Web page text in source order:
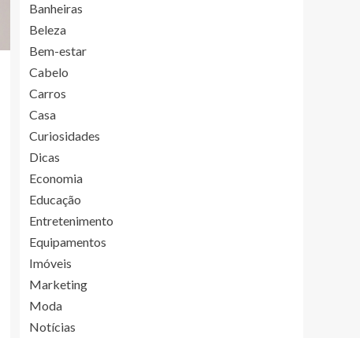
Banheiras
Beleza
Bem-estar
Cabelo
Carros
Casa
Curiosidades
Dicas
Economia
Educação
Entretenimento
Equipamentos
Imóveis
Marketing
Moda
Notícias